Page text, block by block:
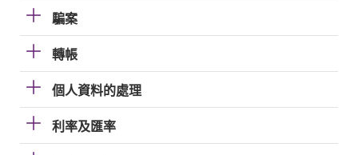
騙案
轉帳
個人資料的處理
利率及匯率